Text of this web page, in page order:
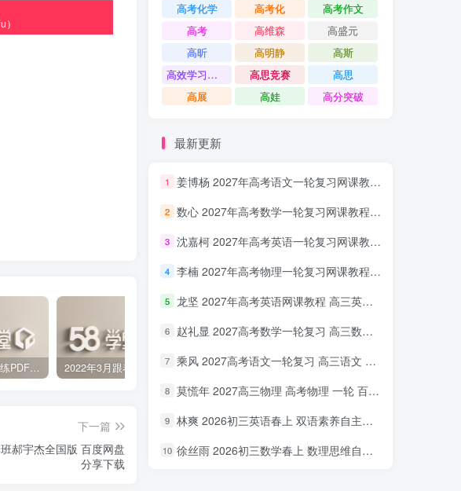
小学五三天天练PDF（压缩打包）百度网盘分享下载 启蒙英语儿歌Super Simple Songs（1-3共44个视频）百度网盘分享下载
下一篇
郝宇杰全国版 百度网盘
分享下载
高考化学
高考化
高考作文
高考
高维森
高盛元
高昕
高明静
高斯
高效学习方法课
高思竞赛
高思
高展
高娃 高分突破
最新更新
1 姜博杨 2027年高考语文一轮复习网课教程 高三语文 上学期暑假班视频教程 百度网盘下载
2 数心 2027年高考数学一轮复习网课教程 高三数学 上学期暑假班视频教程 百度网盘下载
3 沈嘉柯 2027年高考英语一轮复习网课教程 高三英语 上学期暑假班视频教程 百度网盘下载
4 李楠 2027年高考物理一轮复习网课教程 高三物理 上学期暑假班视频教程 百度网盘下载
5 龙坚 2027年高考英语网课教程 高三英语 一轮复习视频教程 百度网盘下载
6 赵礼显 2027高考数学一轮复习 高三数学 网课视频教程暑假班 百度网盘下载
7 乘风 2027高考语文一轮复习 高三语文 网课视频教程暑秋班 百度网盘下载
8 莫慌年 2027高三物理 高考物理 一轮 百度网盘下载
9 林爽 2026初三英语春上 双语素养自主学习·TY·A+（一期）百度网盘下载
10 徐丝雨 2026初三数学春上 数理思维自主学习·TY·A+（二期）百度网盘下载